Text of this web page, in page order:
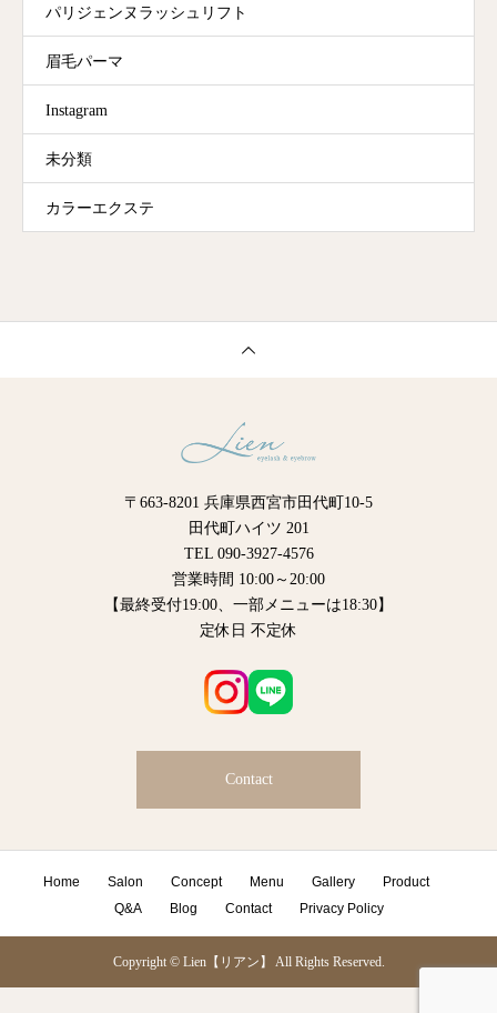
パリジェンヌラッシュリフト
眉毛パーマ
Instagram
未分類
カラーエクステ
〒663-8201 兵庫県西宮市田代町10-5
田代町ハイツ 201
TEL 090-3927-4576
営業時間 10:00～20:00
【最終受付19:00、一部メニューは18:30】
定休日 不定休
Contact
Home Salon Concept Menu Gallery
Product
Q&A
Blog Contact Privacy Policy
Copyright © Lien【リアン】 All Rights Reserved.